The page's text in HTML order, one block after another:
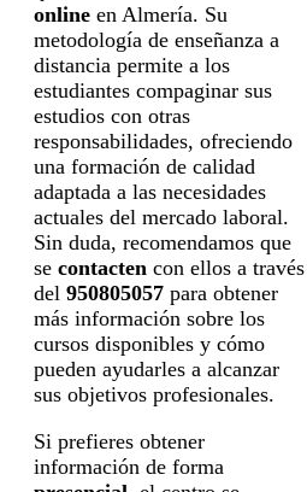
online en Almería. Su
metodología de enseñanza a
distancia permite a los
estudiantes compaginar sus
estudios con otras
responsabilidades, ofreciendo
una formación de calidad
adaptada a las necesidades
actuales del mercado laboral.
Sin duda, recomendamos que
se contacten con ellos a través
del 950805057 para obtener
más información sobre los
cursos disponibles y cómo
pueden ayudarles a alcanzar
sus objetivos profesionales.
Si prefieres obtener
información de forma